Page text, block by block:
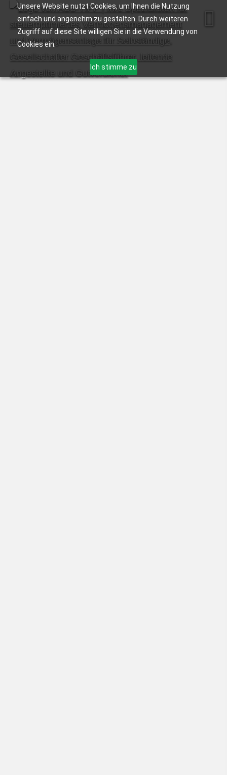
Unsere Website nutzt Cookies, um Ihnen die Nutzung
einfach und angenehm zu gestalten. Durch weiteren
Zugriff auf diese Site willigen Sie in die Verwendung von
Cookies ein.
Ich stimme zu